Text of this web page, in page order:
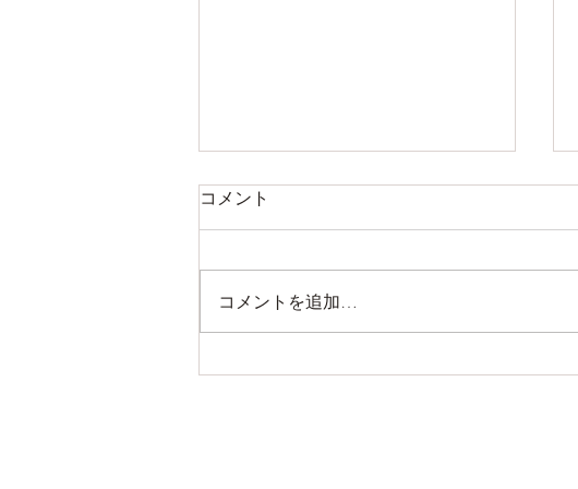
掛川フェアやります
コメント
コメントを追加…